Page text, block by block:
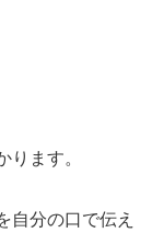
ります。
自分の口で伝え